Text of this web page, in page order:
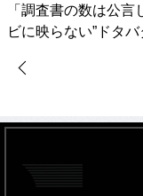
「調査書の数は公言
ビに映らない”ドタ